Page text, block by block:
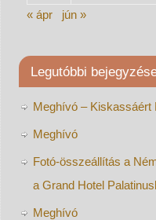
« ápr
jún »
Legutóbbi
Meghívó – Kiskassáért
Meghívó
Fotó-összeállítás a
a Grand Hotel
Meghívó